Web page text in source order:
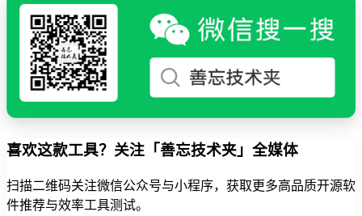
喜欢这款工具？关注「善忘技术夹」全媒体
扫描二维码关注微信公众号与小程序，获取更多高品质开源软
件推荐与效率工具测试。